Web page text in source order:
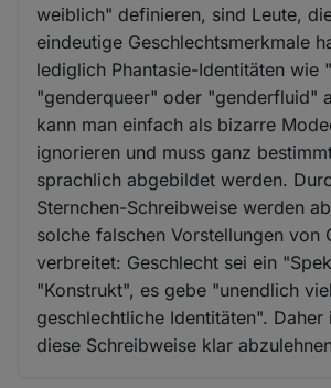
weiblich" definieren, sind Leute,
eindeutige Geschlechtsmerkmale
lediglich Phantasie-Identitäten wie
"genderqueer" oder "genderfluid"
kann man einfach als bizarre
ignorieren und muss ganz
sprachlich abgebildet werden.
Sternchen-Schreibweise werden
solche falschen Vorstellungen von
verbreitet: Geschlecht sei ein
"Konstrukt", es gebe "unendlich
geschlechtliche Identitäten". Daher
diese Schreibweise klar